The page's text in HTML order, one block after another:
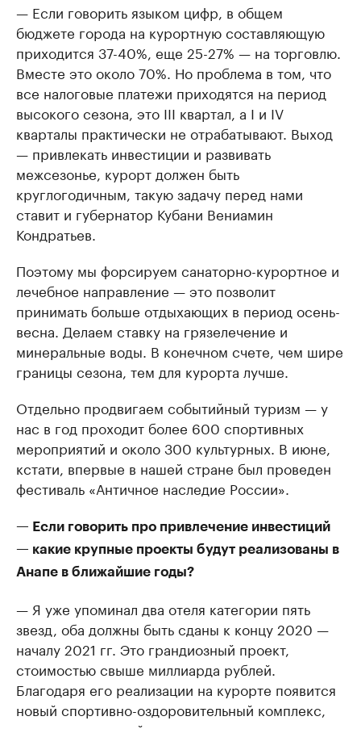
— Если говорить языком цифр, в общем
бюджете города на курортную составляющую
приходится 37-40%, еще 25-27% — на торговлю.
Вместе это около 70%. Но проблема в том, что
все налоговые платежи приходятся на период
высокого сезона, это III квартал, а I и IV
кварталы практически не отрабатывают. Выход
— привлекать инвестиции и развивать
межсезонье, курорт должен быть
круглогодичным, такую задачу перед нами
ставит и губернатор Кубани Вениамин
Кондратьев.
Поэтому мы форсируем санаторно-курортное и
лечебное направление — это позволит
принимать больше отдыхающих в период осень-
весна. Делаем ставку на грязелечение и
минеральные воды. В конечном счете, чем шире
границы сезона, тем для курорта лучше.
Отдельно продвигаем событийный туризм — у
нас в год проходит более 600 спортивных
мероприятий и около 300 культурных. В июне,
кстати, впервые в нашей стране был проведен
фестиваль «Античное наследие России».
— Если говорить про привлечение инвестиций
— какие крупные проекты будут реализованы в
Анапе в ближайшие годы?
— Я уже упоминал два отеля категории пять
звезд, оба должны быть сданы к концу 2020 —
началу 2021 гг. Это грандиозный проект,
стоимостью свыше миллиарда рублей.
Благодаря его реализации на курорте появится
новый спортивно-оздоровительный комплекс,